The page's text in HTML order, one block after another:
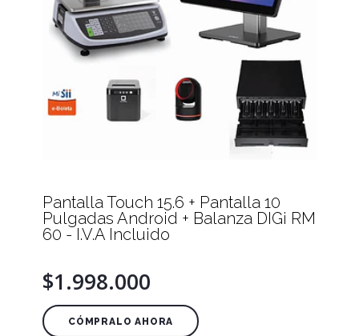
Pantalla Touch 15.6 + Pantalla 10
Pulgadas Android + Balanza DIGi RM
60 - I.V.A Incluido
$1.998.000
CÓMPRALO AHORA